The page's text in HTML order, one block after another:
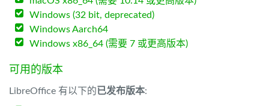
Windows (32 bit, deprecated)
Windows Aarch64
Windows x86_64 (需要 7 或更高版本)
可用的版本
LibreOffice 有以下的已发布版本: